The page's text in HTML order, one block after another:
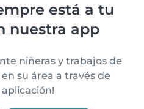
está a tu
nuestra app
niñeras y trabajos de
su área a través de